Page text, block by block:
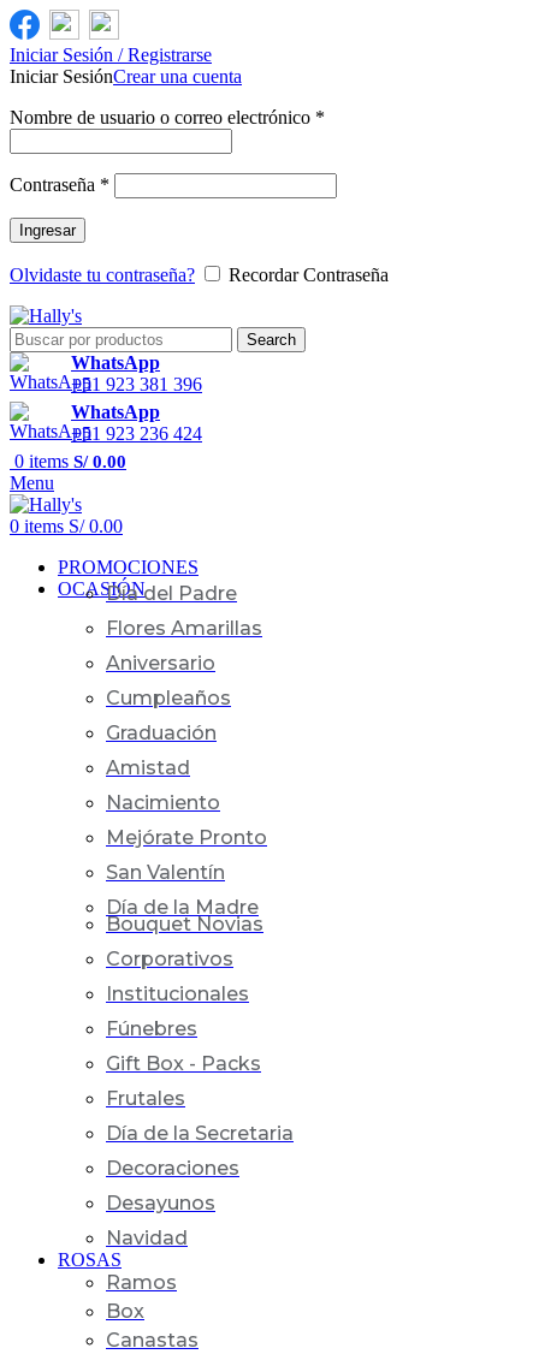
Iniciar Sesión / Registrarse
Iniciar SesiónCrear una cuenta
Nombre de usuario o correo electrónico *
Contraseña *
Ingresar
Olvidaste tu contraseña? Recordar Contraseña
Search
WhatsApp
+51 923 381 396
WhatsApp
+51 923 236 424
0 items S/0.00
Menu
0 items S/0.00
PROMOCIONES
OCASIÓNDía del Padre
Flores Amarillas
Aniversario
Cumpleaños
Graduación
Amistad
Nacimiento
Mejórate Pronto
San Valentín
Día de la Madre
Bouquet Novias
Corporativos
Institucionales
Fúnebres
Gift Box - Packs
Frutales
Día de la Secretaria
Decoraciones
Desayunos
Navidad
ROSAS
Ramos
Box
Canastas